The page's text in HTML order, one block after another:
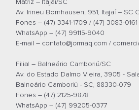
Av. Irineu Bornhausen, 951, Itajaí – SC
Fones – (47) 3341-1709 / (47) 3083-0161
WhatsApp – (47) 99115-9040
E-mail – contato@jormaq.com /
Filial – Balneário Camboriú/SC
Av. do Estado Dalmo Vieira, 3905 -
Balneário Camboriú - SC, 88330-079
Fones – (47) 2125-9878
WhatsApp – (47) 99205-0377